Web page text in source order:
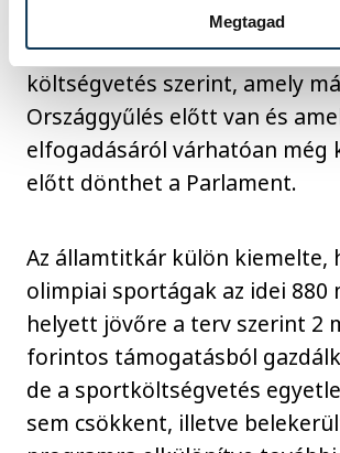
Megtagad
százalékos emeléssel - 17,72
áll majd rendelkezésre a
költségvetés szerint, amely
Országgyűlés előtt van és
elfogadásáról várhatóan még
előtt dönthet a Parlament.
Az államtitkár külön kiemelte,
olimpiai sportágak az idei
helyett jövőre a terv szerint 2
forintos támogatásból
de a sportköltségvetés
sem csökkent, illetve